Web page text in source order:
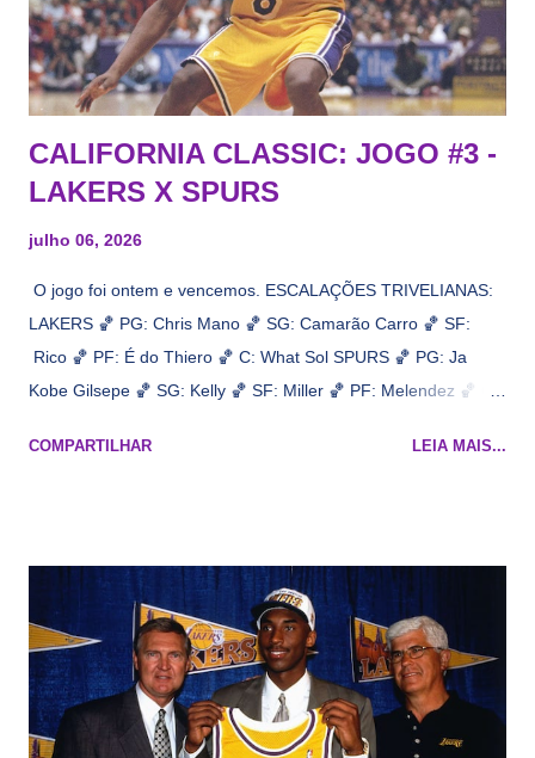
CALIFORNIA CLASSIC: JOGO #3 -
LAKERS X SPURS
julho 06, 2026
O jogo foi ontem e vencemos. ESCALAÇÕES TRIVELIANAS:
LAKERS 🏀 PG: Chris Mano 🏀 SG: Camarão Carro 🏀 SF:
Rico 🏀 PF: É do Thiero 🏀 C: What Sol SPURS 🏀 PG: Ja
Kobe Gilsepe 🏀 SG: Kelly 🏀 SF: Miller 🏀 PF: Melendez 🏀 C:
Na quadra Transmissão: NBA League Pass
COMPARTILHAR LEIA MAIS...